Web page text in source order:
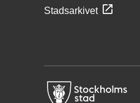
Stadsarkivet